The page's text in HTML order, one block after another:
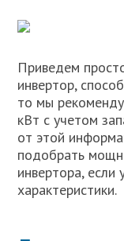
Приведем
инвертор,
то мы
кВт с учетом
от этой
подобрать
инвертора, если
характеристики.